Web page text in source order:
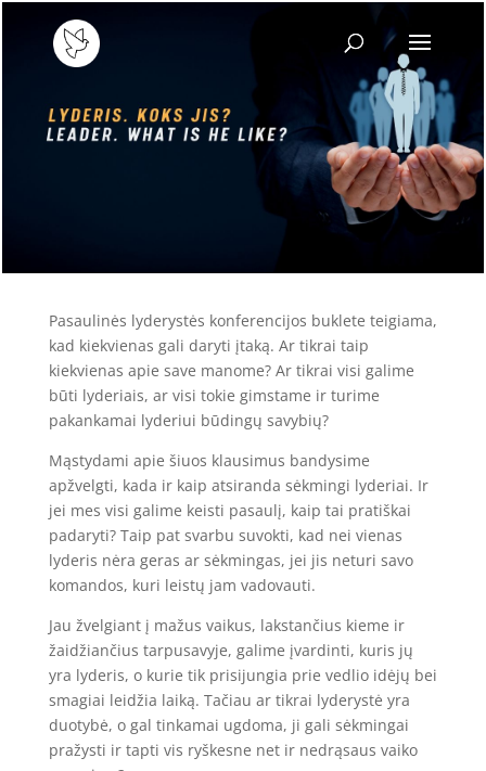
Pasaulinės lyderystės konferencijos buklete teigiama,
kad kiekvienas gali daryti įtaką. Ar tikrai taip
kiekvienas apie save manome? Ar tikrai visi galime
būti lyderiais, ar visi tokie gimstame ir turime
pakankamai lyderiui būdingų savybių?
Mąstydami apie šiuos klausimus bandysime
apžvelgti, kada ir kaip atsiranda sėkmingi lyderiai. Ir
jei mes visi galime keisti pasaulį, kaip tai pratiškai
padaryti? Taip pat svarbu suvokti, kad nei vienas
lyderis nėra geras ar sėkmingas, jei jis neturi savo
komandos, kuri leistų jam vadovauti.
Jau žvelgiant į mažus vaikus, lakstančius kieme ir
žaidžiančius tarpusavyje, galime įvardinti, kuris jų
yra lyderis, o kurie tik prisijungia prie vedlio idėjų bei
smagiai leidžia laiką. Tačiau ar tikrai lyderystė yra
duotybė, o gal tinkamai ugdoma, ji gali sėkmingai
pražysti ir tapti vis ryškesne net ir nedrąsaus vaiko